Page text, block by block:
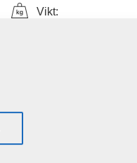
Vikt: